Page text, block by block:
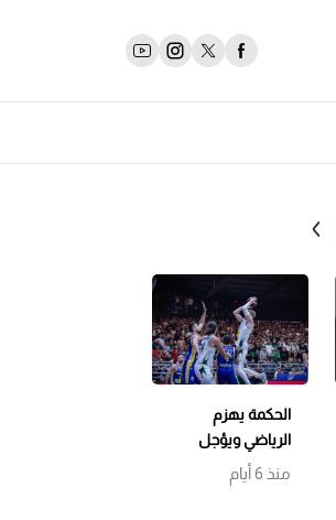
الحكمة يهزم
الرياضي ويؤجل
حسم اللقب إلى
مباراة سابعة
منذ 6 أيام